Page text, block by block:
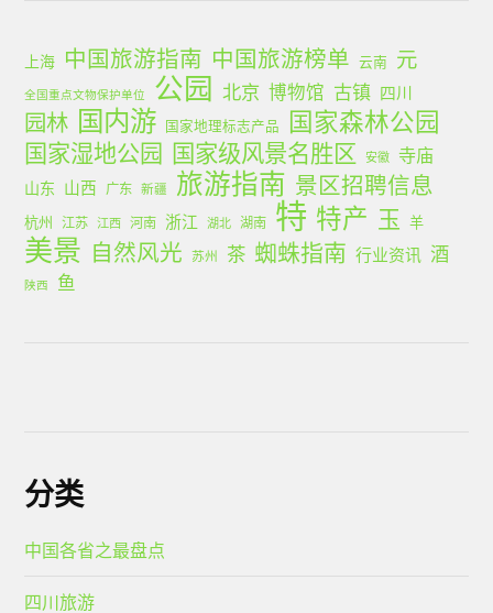
上海 中国旅游指南 中国旅游榜单 云南 元
全国重点文物保护单位 公园 北京 博物馆 古镇 四川
园林 国内游 国家地理标志产品 国家森林公园
国家湿地公园 国家级风景名胜区 安徽 寺庙
山东 山西 广东 新疆 旅游指南 景区招聘信息
杭州 江苏 江西 河南 浙江 湖北 湖南 特 特产 玉 羊
美景 自然风光 苏州 茶 蜘蛛指南 行业资讯 酒
陕西 鱼
分类
中国各省之最盘点
四川旅游